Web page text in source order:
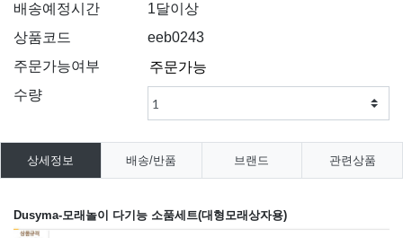
배송예정시간
1달이상
상품코드
eeb0243
주문가능여부
수량
상세정보 배송/반품 브랜드 관련상품
Dusyma-모래놀이 다기능 소품세트(대형모래상자용)